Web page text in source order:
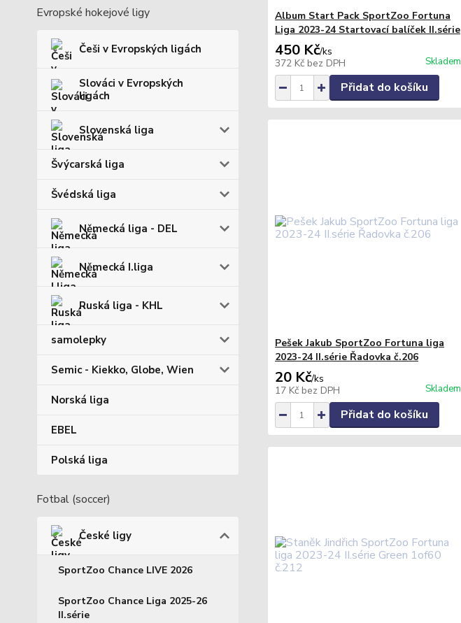
Evropské hokejové ligy
Češi v Evropských ligách
Slováci v Evropských
ligách
Slovenská liga
Švýcarská liga
Švédská liga
Německá liga - DEL
Německá I.liga
Ruská liga - KHL
samolepky
Semic - Kiekko, Globe, Wien
Norská liga
EBEL
Polská liga
Fotbal (soccer)
České ligy
SportZoo Chance LIVE 2026
SportZoo Chance Liga 2025-26
II.série
Album Start Pack SportZoo Fortuna
Liga 2023-24 Startovací balíček II.série
450 Kč/ks
372 Kč bez DPH Skladem
Přidat do košíku
Pešek Jakub SportZoo Fortuna liga
2023-24 II.série Řadovka č.206
20 Kč/ks
17 Kč bez DPH Skladem
Přidat do košíku